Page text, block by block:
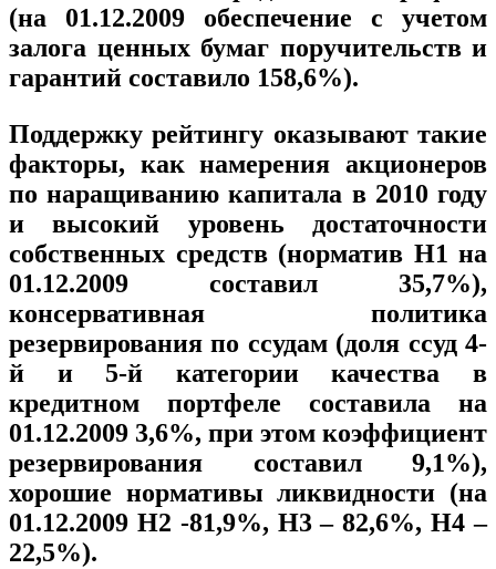
(на 01.12.2009 обеспечение с учетом
залога ценных бумаг поручительств и
гарантий составило 158,6%).
Поддержку рейтингу оказывают такие
факторы, как намерения акционеров
по наращиванию капитала в 2010 году
и высокий уровень достаточности
собственных средств (норматив Н1 на
01.12.2009 составил 35,7%),
консервативная политика
резервирования по ссудам (доля ссуд 4-
й и 5-й категории качества в
кредитном портфеле составила на
01.12.2009 3,6%, при этом коэффициент
резервирования составил 9,1%),
хорошие нормативы ликвидности (на
01.12.2009 Н2 -81,9%, Н3 – 82,6%, Н4 –
22,5%).